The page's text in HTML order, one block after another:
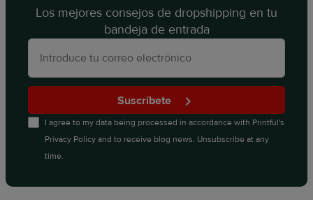
Los mejores consejos de dropshipping en tu
bandeja de entrada
Suscríbete
I agree to my data being processed in accordance with Printful's
Privacy Policyand to receive blog news. Unsubscribe at any
time.